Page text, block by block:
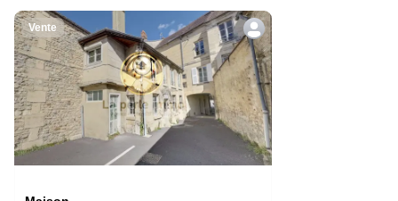
l'agent pour plus
d'informations.
Vente